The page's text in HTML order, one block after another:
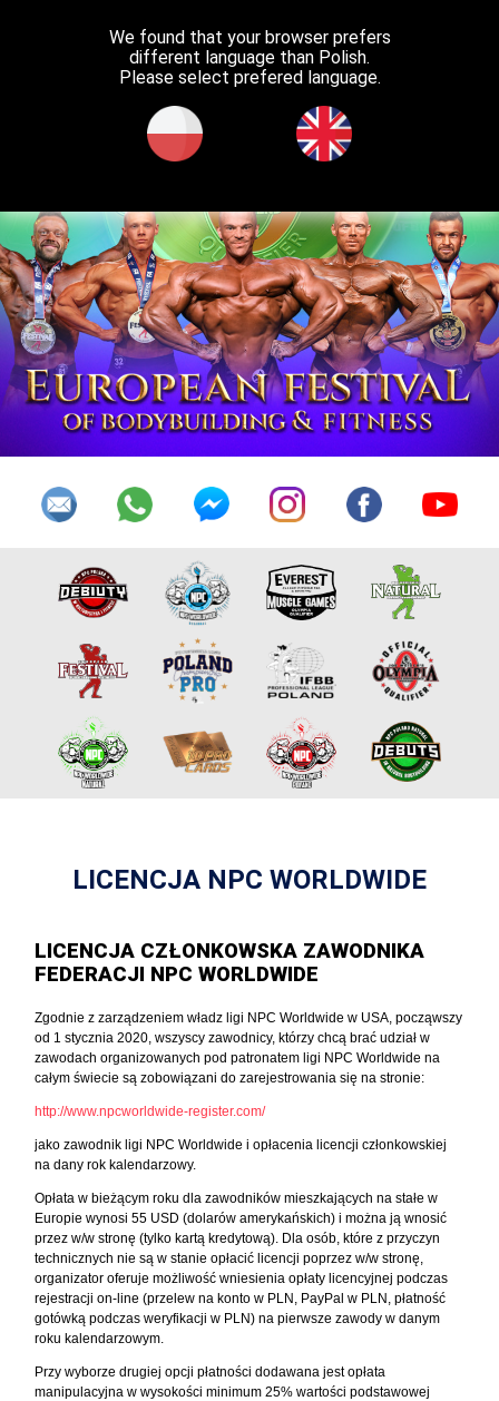
We found that your browser prefers
different language than Polish.
Please select prefered language.
RELACJA LIVE BILETY
LICENCJA NPC WORLDWIDE
LICENCJA CZŁONKOWSKA ZAWODNIKA
FEDERACJI NPC WORLDWIDE
Zgodnie z zarządzeniem władz ligi NPC Worldwide w USA, począwszy
od 1 stycznia 2020, wszyscy zawodnicy, którzy chcą brać udział w
zawodach organizowanych pod patronatem ligi NPC Worldwide na
całym świecie są zobowiązani do zarejestrowania się na stronie:
http://www.npcworldwide-register.com/
jako zawodnik ligi NPC Worldwide i opłacenia licencji członkowskiej
na dany rok kalendarzowy.
Opłata w bieżącym roku dla zawodników mieszkających na stałe w
Europie wynosi 55 USD (dolarów amerykańskich) i można ją wnosić
przez w/w stronę (tylko kartą kredytową). Dla osób, które z przyczyn
technicznych nie są w stanie opłacić licencji poprzez w/w stronę,
organizator oferuje możliwość wniesienia opłaty licencyjnej podczas
rejestracji on-line (przelew na konto w PLN, PayPal w PLN, płatność
gotówką podczas weryfikacji w PLN) na pierwsze zawody w danym
roku kalendarzowym.
Przy wyborze drugiej opcji płatności dodawana jest opłata
manipulacyjna w wysokości minimum 25% wartości podstawowej